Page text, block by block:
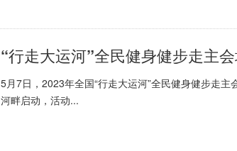
5月7日，2023年全国“行走大运河”全民健身健步走主
河畔启动，活动...